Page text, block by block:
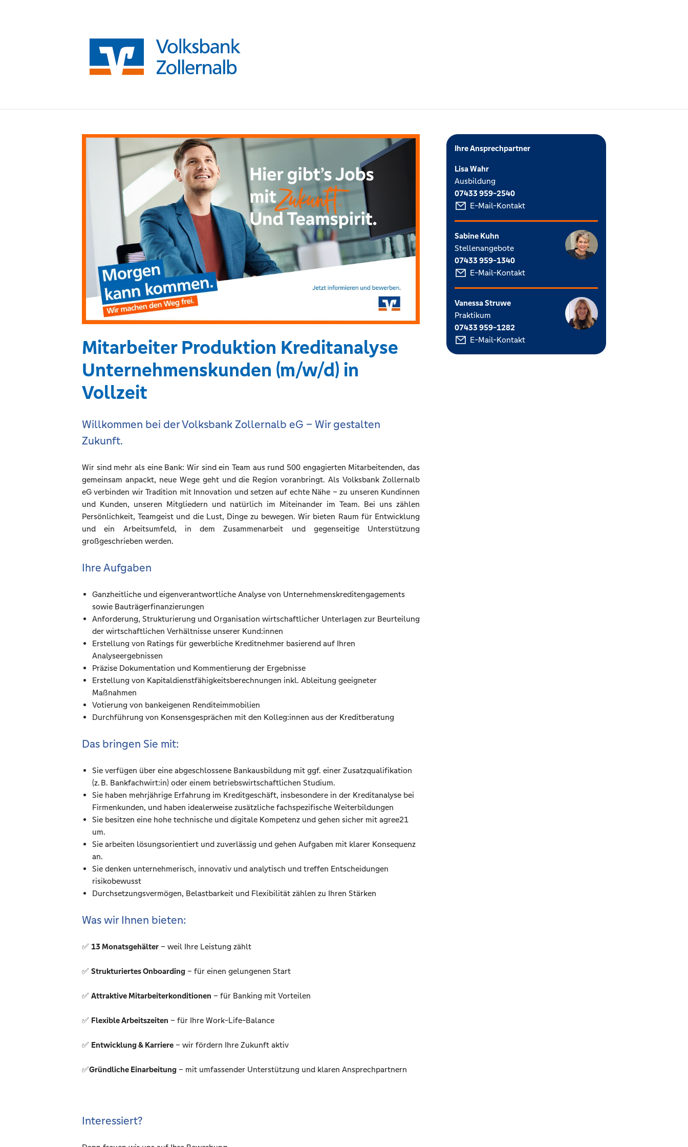
Ihre Ansprechpartner
Lisa Wahr
Ausbildung
07433 959-2540
E-Mail-Kontakt
Sabine Kuhn
Stellenangebote
07433 959-1340
E-Mail-Kontakt
Vanessa Struwe
Praktikum
07433 959-1282
E-Mail-Kontakt
Mitarbeiter Produktion Kreditanalyse
Unternehmenskunden (m/w/d) in
Vollzeit
Willkommen bei der Volksbank Zollernalb eG – Wir gestalten
Zukunft.
Wir sind mehr als eine Bank: Wir sind ein Team aus rund 500 engagierten Mitarbeitenden, das
gemeinsam anpackt, neue Wege geht und die Region voranbringt. Als Volksbank Zollernalb
eG verbinden wir Tradition mit Innovation und setzen auf echte Nähe – zu unseren Kundinnen
und Kunden, unseren Mitgliedern und natürlich im Miteinander im Team. Bei uns zählen
Persönlichkeit, Teamgeist und die Lust, Dinge zu bewegen. Wir bieten Raum für Entwicklung
und ein Arbeitsumfeld, in dem Zusammenarbeit und gegenseitige Unterstützung
großgeschrieben werden.
Ihre Aufgaben
Ganzheitliche und eigenverantwortliche Analyse von Unternehmenskreditengagements
sowie Bauträgerfinanzierungen
Anforderung, Strukturierung und Organisation wirtschaftlicher Unterlagen zur Beurteilung
der wirtschaftlichen Verhältnisse unserer Kund:innen
Erstellung von Ratings für gewerbliche Kreditnehmer basierend auf Ihren
Analyseergebnissen
Präzise Dokumentation und Kommentierung der Ergebnisse
Erstellung von Kapitaldienstfähigkeitsberechnungen inkl. Ableitung geeigneter
Maßnahmen
Votierung von bankeigenen Renditeimmobilien
Durchführung von Konsensgesprächen mit den Kolleg:innen aus der Kreditberatung
Das bringen Sie mit:
Sie verfügen über eine abgeschlossene Bankausbildung mit ggf. einer Zusatzqualifikation
(z. B. Bankfachwirt:in) oder einem betriebswirtschaftlichen Studium.
Sie haben mehrjährige Erfahrung im Kreditgeschäft, insbesondere in der Kreditanalyse bei
Firmenkunden, und haben idealerweise zusätzliche fachspezifische Weiterbildungen
Sie besitzen eine hohe technische und digitale Kompetenz und gehen sicher mit agree21
um.
Sie arbeiten lösungsorientiert und zuverlässig und gehen Aufgaben mit klarer Konsequenz
an.
Sie denken unternehmerisch, innovativ und analytisch und treffen Entscheidungen
risikobewusst
Durchsetzungsvermögen, Belastbarkeit und Flexibilität zählen zu Ihren Stärken
Was wir Ihnen bieten:
✅ 13 Monatsgehälter – weil Ihre Leistung zählt
✅ Strukturiertes Onboarding – für einen gelungenen Start
✅ Attraktive Mitarbeiterkonditionen – für Banking mit Vorteilen
✅ Flexible Arbeitszeiten – für Ihre Work-Life-Balance
✅ Entwicklung & Karriere – wir fördern Ihre Zukunft aktiv
✅Gründliche Einarbeitung – mit umfassender Unterstützung und klaren Ansprechpartnern
Interessiert?